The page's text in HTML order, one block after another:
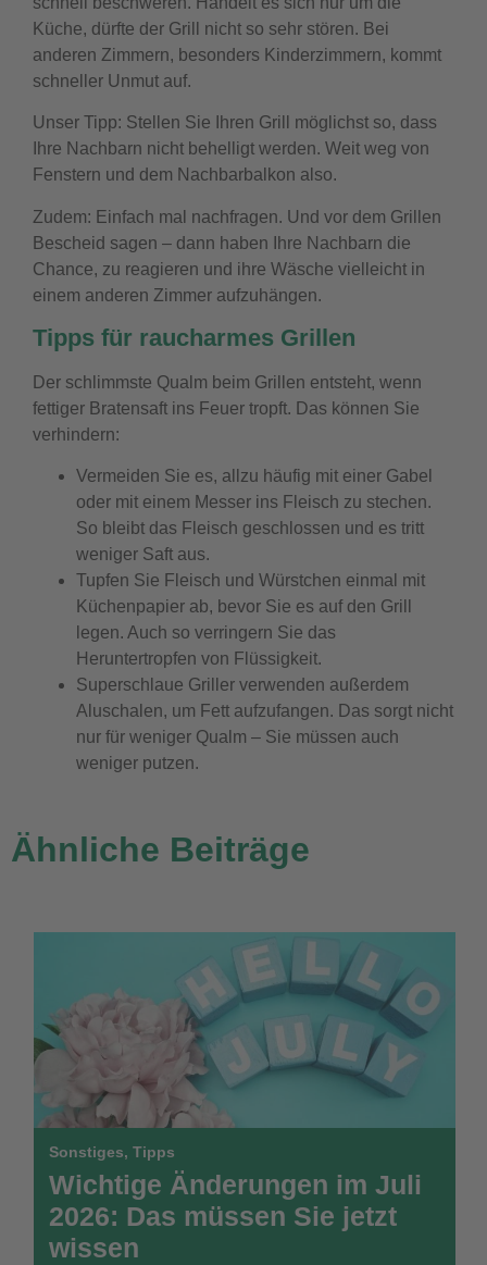
Küche, dürfte der Grill nicht so sehr stören. Bei
anderen Zimmern, besonders Kinderzimmern, kommt
schneller Unmut auf.
Unser Tipp: Stellen Sie Ihren Grill möglichst so, dass
Ihre Nachbarn nicht behelligt werden. Weit weg von
Fenstern und dem Nachbarbalkon also.
Zudem: Einfach mal nachfragen. Und vor dem Grillen
Bescheid sagen – dann haben Ihre Nachbarn die
Chance, zu reagieren und ihre Wäsche vielleicht in
einem anderen Zimmer aufzuhängen.
Tipps für raucharmes Grillen
Der schlimmste Qualm beim Grillen entsteht, wenn
fettiger Bratensaft ins Feuer tropft. Das können Sie
verhindern:
Vermeiden Sie es, allzu häufig mit einer Gabel
oder mit einem Messer ins Fleisch zu stechen.
So bleibt das Fleisch geschlossen und es tritt
weniger Saft aus.
Tupfen Sie Fleisch und Würstchen einmal mit
Küchenpapier ab, bevor Sie es auf den Grill
legen. Auch so verringern Sie das
Heruntertropfen von Flüssigkeit.
Superschlaue Griller verwenden außerdem
Aluschalen, um Fett aufzufangen. Das sorgt nicht
nur für weniger Qualm – Sie müssen auch
weniger putzen.
Ähnliche Beiträge
Sonstiges, Tipps
Wichtige Änderungen im Juli
2026: Das müssen Sie jetzt
wissen